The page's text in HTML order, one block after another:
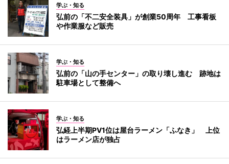
学ぶ・知る
弘前の「不二安全装具」が創業50周年 工事看板
や作業服など販売
学ぶ・知る
弘前の「山の手センター」の取り壊し進む 跡地は
駐車場として整備へ
学ぶ・知る
弘経上半期PV1位は屋台ラーメン「ふなき」 上位
はラーメン店が独占